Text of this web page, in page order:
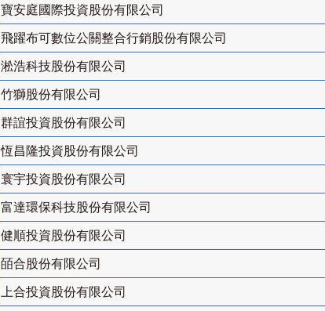
寶安庭國際投資股份有限公司
飛躍布可數位公關整合行銷股份有限公司
淞浩科技股份有限公司
竹獅股份有限公司
群誼投資股份有限公司
恆昌隆投資股份有限公司
寰宇投資股份有限公司
富達環保科技股份有限公司
健順投資股份有限公司
皕合股份有限公司
上合投資股份有限公司